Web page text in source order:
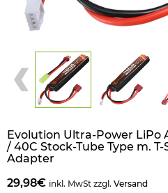
Evolution Ultra-Power LiPo
/ 40C Stock-Tube Type m.
Adapter
29,98€ inkl. MwSt zzgl. Versand